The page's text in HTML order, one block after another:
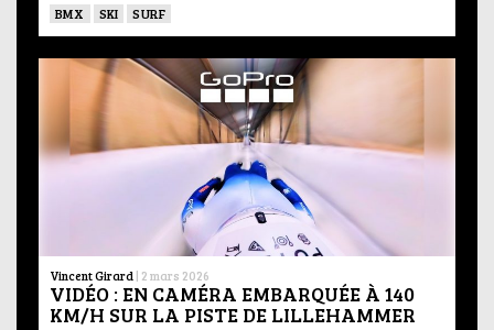
BMX SKI SURF
Vincent Girard | 2 mars 2026
VIDÉO : EN CAMÉRA EMBARQUÉE À 140
KM/H SUR LA PISTE DE LILLEHAMMER